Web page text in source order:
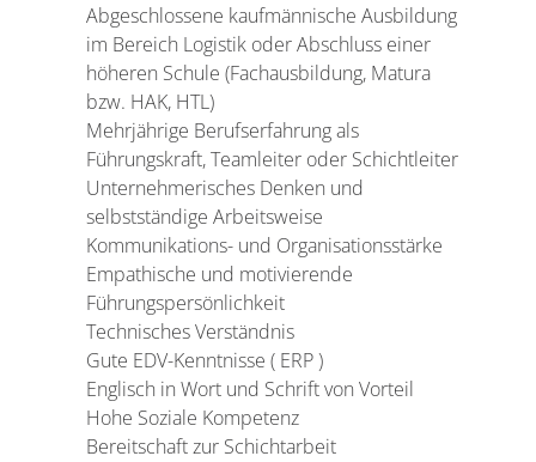
Abgeschlossene kaufmännische Ausbildung
im Bereich Logistik oder Abschluss einer
höheren Schule (Fachausbildung, Matura
bzw. HAK, HTL)
Mehrjährige Berufserfahrung als
Führungskraft, Teamleiter oder Schichtleiter
Unternehmerisches Denken und
selbstständige Arbeitsweise
Kommunikations- und Organisationsstärke
Empathische und motivierende
Führungspersönlichkeit
Technisches Verständnis
Gute EDV-Kenntnisse ( ERP )
Englisch in Wort und Schrift von Vorteil
Hohe Soziale Kompetenz
Bereitschaft zur Schichtarbeit